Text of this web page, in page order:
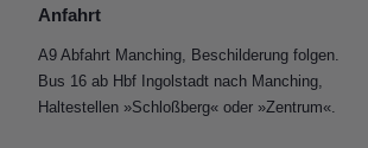
Anfahrt
A9 Abfahrt Manching, Beschilderung folgen.
Bus 16 ab Hbf Ingolstadt nach Manching,
Haltestellen »Schloßberg« oder »Zentrum«.